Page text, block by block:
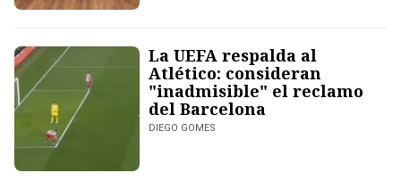
La UEFA respalda al
Atlético: consideran
"inadmisible" el reclamo
del Barcelona
DIEGO GOMES